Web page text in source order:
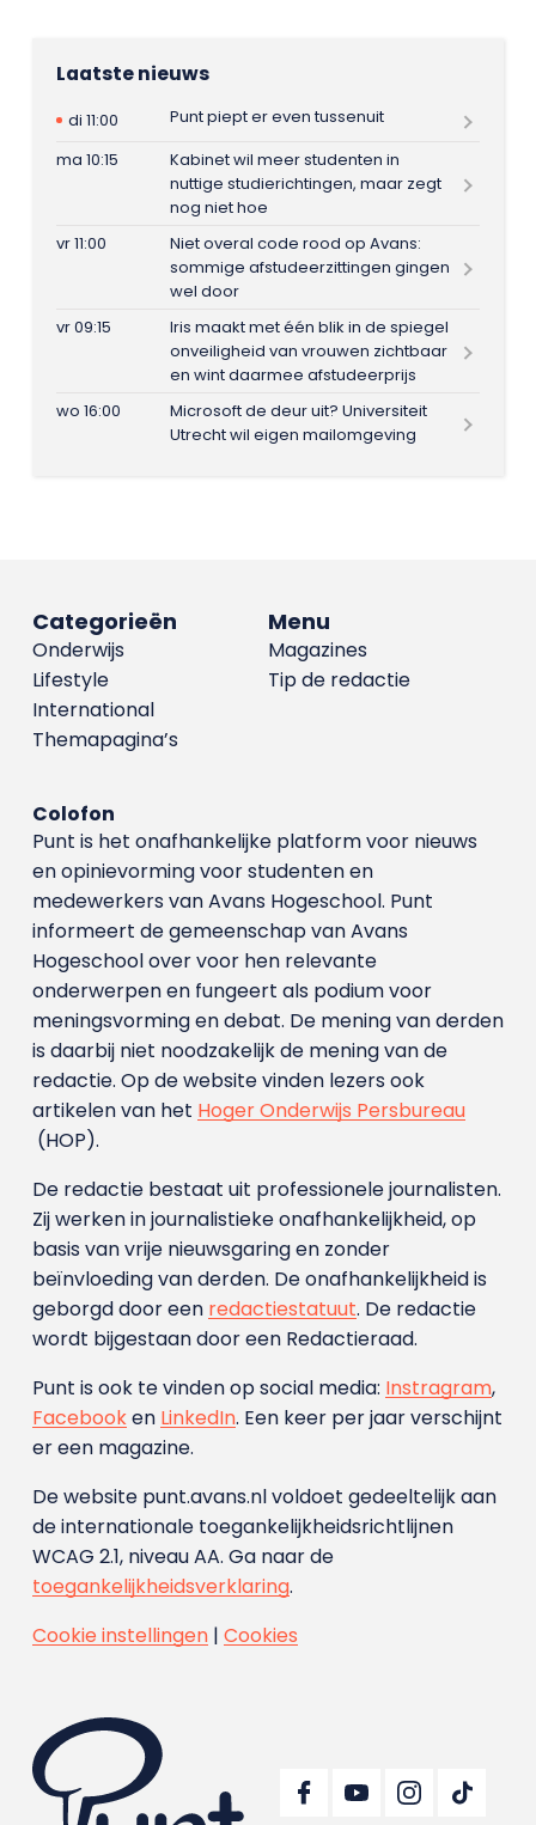
Laatste nieuws
di 11:00
Punt piept er even tussenuit
ma 10:15
Kabinet wil meer studenten in
nuttige studierichtingen, maar zegt
nog niet hoe
vr 11:00
Niet overal code rood op Avans:
sommige afstudeerzittingen gingen
wel door
vr 09:15
Iris maakt met één blik in de spiegel
onveiligheid van vrouwen zichtbaar
en wint daarmee afstudeerprijs
wo 16:00
Microsoft de deur uit? Universiteit
Utrecht wil eigen mailomgeving
Menu
Magazines
Tip de redactie
Categorieën
Onderwijs
Lifestyle
International
Themapagina’s
Colofon
Punt is het onafhankelijke platform voor nieuws
en opinievorming voor studenten en
medewerkers van Avans Hoge­school. Punt
informeert de gemeenschap van Avans
Hogeschool over voor hen relevante
onderwerpen en fungeert als podium voor
meningsvorming en debat. De mening van derden
is daarbij niet noodzakelijk de mening van de
redactie. Op de website vinden lezers ook
artikelen van het Hoger Onderwijs Persbureau
(HOP).
De redactie bestaat uit professionele journalisten.
Zij werken in journalistieke onafhankelijkheid, op
basis van vrije nieuwsgaring en zonder
beïnvloeding van derden. De onafhankelijkheid is
geborgd door een redactiestatuut. De redactie
wordt bijgestaan door een Redactieraad.
Punt is ook te vinden op social media: Instragram,
Facebooken LinkedIn. Een keer per jaar verschijnt
er een magazine.
De website punt.avans.nl voldoet gedeeltelijk aan
de internationale toegankelijkheidsrichtlijnen
WCAG 2.1, niveau AA. Ga naar de
toegankelijkheidsverklaring.
Cookie instellingen| Cookies